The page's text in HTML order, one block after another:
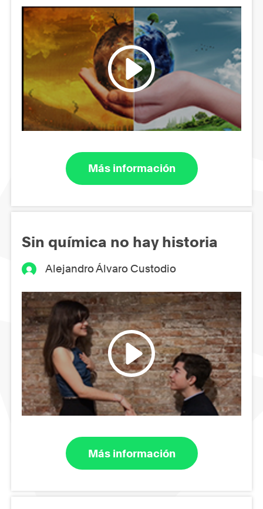
Más información
Sin química no hay historia
Alejandro Álvaro Custodio
Más información